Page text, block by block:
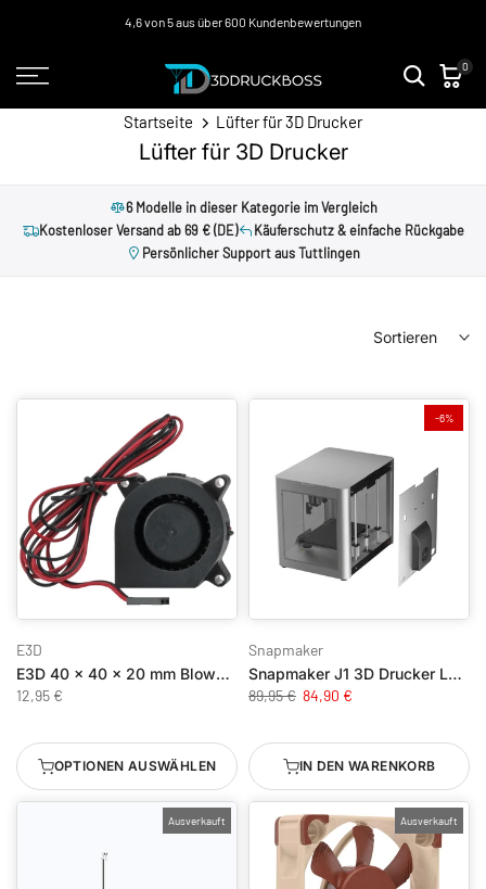
springen
4,6 von 5 aus über 600 Kundenbewertungen
0
Startseite Lüfter für 3D Drucker
Lüfter für 3D Drucker
6 Modelle in dieser Kategorie im Vergleich
Kostenloser Versand ab 69 € (DE)
Käuferschutz & einfache Rückgabe
Persönlicher Support aus Tuttlingen
Sortieren
E3D
E3D 40 x 40 x 20 mm Blower Fan - 1 Meter Kabel
12,95 €
OPTIONEN AUSWÄHLEN
-6%
Snapmaker
Snapmaker J1 3D Drucker Lüfter Upgrade Kit
89,95 € 84,90 €
IN DEN WARENKORB
Ausverkauft Ausverkauft